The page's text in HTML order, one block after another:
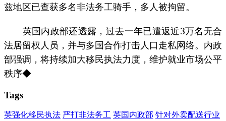
兹地区已查获多名非法务工骑手，多人被拘留。
英国内政部还透露，过去一年已遣返近3万名无合
法居留权人员，并与多国合作打击人口走私网络。内政
部强调，将持续加大移民执法力度，维护就业市场公平
秩序◆
Tags
英强化移民执法 严打非法务工 英国内政部 针对外卖配送行业